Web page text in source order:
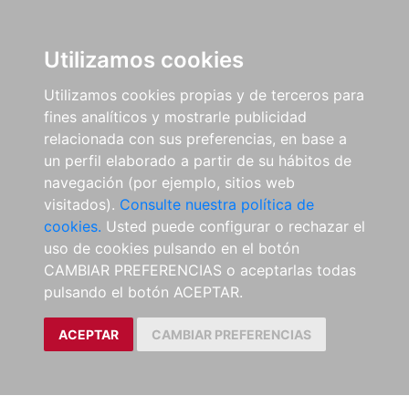
Utilizamos cookies
Utilizamos cookies propias y de terceros para
fines analíticos y mostrarle publicidad
relacionada con sus preferencias, en base a
un perfil elaborado a partir de su hábitos de
navegación (por ejemplo, sitios web
visitados). Consulte nuestra política de
cookies. Usted puede configurar o rechazar el
uso de cookies pulsando en el botón
CAMBIAR PREFERENCIAS o aceptarlas todas
pulsando el botón ACEPTAR.
ACEPTAR CAMBIAR PREFERENCIAS